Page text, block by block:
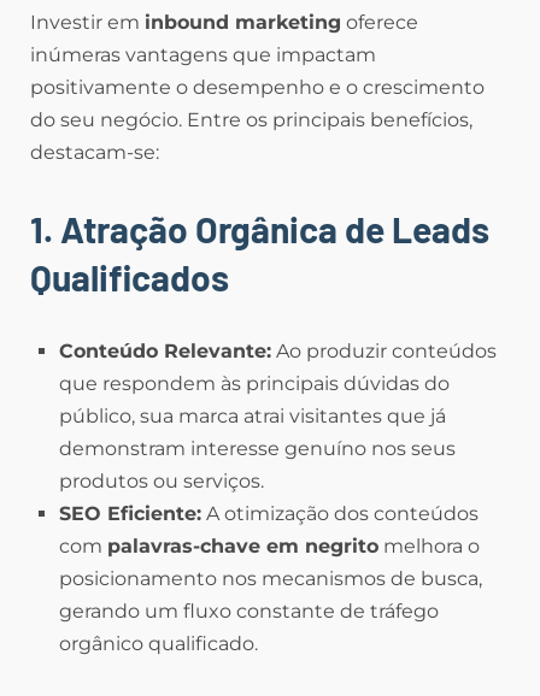
Investir em inbound marketing oferece
inúmeras vantagens que impactam
positivamente o desempenho e o crescimento
do seu negócio. Entre os principais benefícios,
destacam-se:
1. Atração Orgânica de Leads
Qualificados
Conteúdo Relevante: Ao produzir conteúdos
que respondem às principais dúvidas do
público, sua marca atrai visitantes que já
demonstram interesse genuíno nos seus
produtos ou serviços.
SEO Eficiente: A otimização dos conteúdos
com palavras-chave em negrito melhora o
posicionamento nos mecanismos de busca,
gerando um fluxo constante de tráfego
orgânico qualificado.